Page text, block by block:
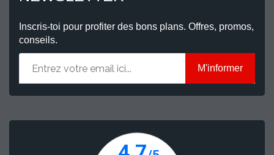
Inscris-toi pour profiter des bons plans. Offres, promos,
conseils.
M'informer